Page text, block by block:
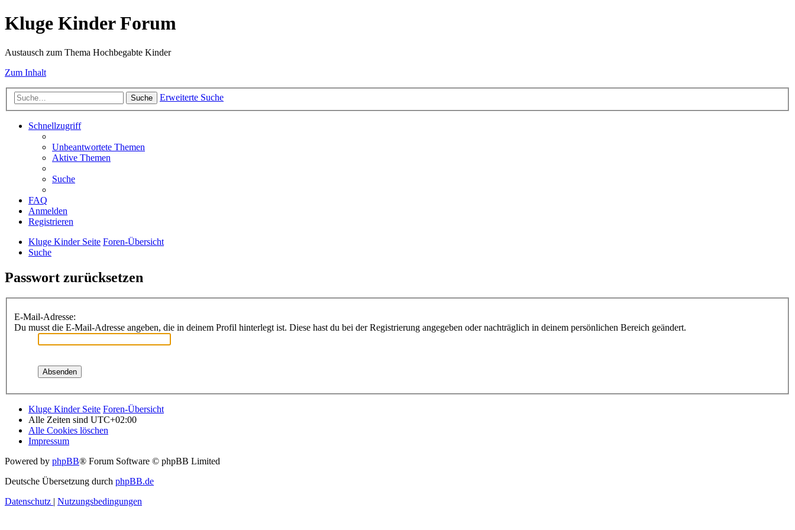
Kluge Kinder Forum
Austausch zum Thema Hochbegabte Kinder
Zum Inhalt
Suche Erweiterte Suche
Schnellzugriff
Unbeantwortete Themen
Aktive Themen
Suche
FAQ
Anmelden
Registrieren
Kluge Kinder Seite Foren-Übersicht
Suche
Passwort zurücksetzen
E-Mail-Adresse:
Du musst die E-Mail-Adresse angeben, die in deinem Profil hinterlegt ist. Diese hast du bei der Registrierung angegeben oder nachträglich in deinem persönlichen Bereich geändert.
Kluge Kinder Seite Foren-Übersicht
Alle Zeiten sind UTC+02:00
Alle Cookies löschen
Impressum
Powered by phpBB® Forum Software © phpBB Limited
Deutsche Übersetzung durch phpBB.de
Datenschutz | Nutzungsbedingungen